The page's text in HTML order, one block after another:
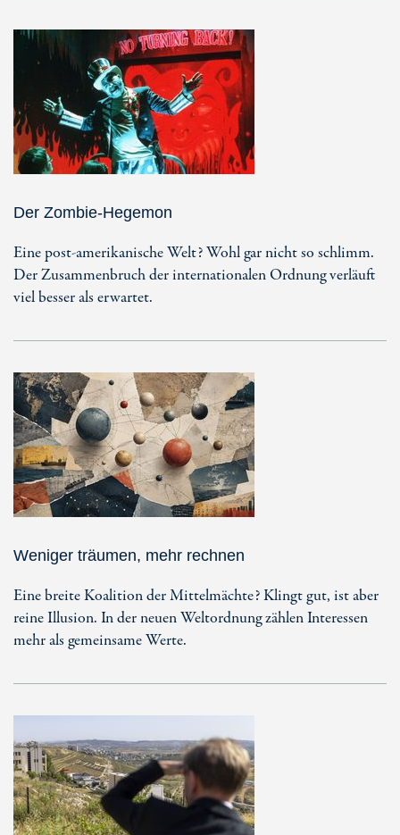
Der Zombie-Hegemon
Eine post-amerikanische Welt? Wohl gar nicht so schlimm.
Der Zusammenbruch der internationalen Ordnung verläuft
viel besser als erwartet.
Weniger träumen, mehr rechnen
Eine breite Koalition der Mittelmächte? Klingt gut, ist aber
reine Illusion. In der neuen Weltordnung zählen Interessen
mehr als gemeinsame Werte.